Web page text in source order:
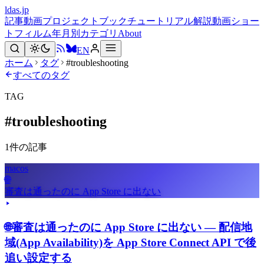
ldas.jp
記事動画プロジェクト ブックチュートリアル解説動画ショー
トフィルム年月別 カテゴリ About
EN
ホーム
タグ
#troubleshooting
すべてのタグ
TAG
#troubleshooting
1件の記事
macos
🌐
審査は通ったのに App Store に出ない
🌐審査は通ったのに App Store に出ない — 配信地
域(App Availability)を App Store Connect API で後
追い設定する